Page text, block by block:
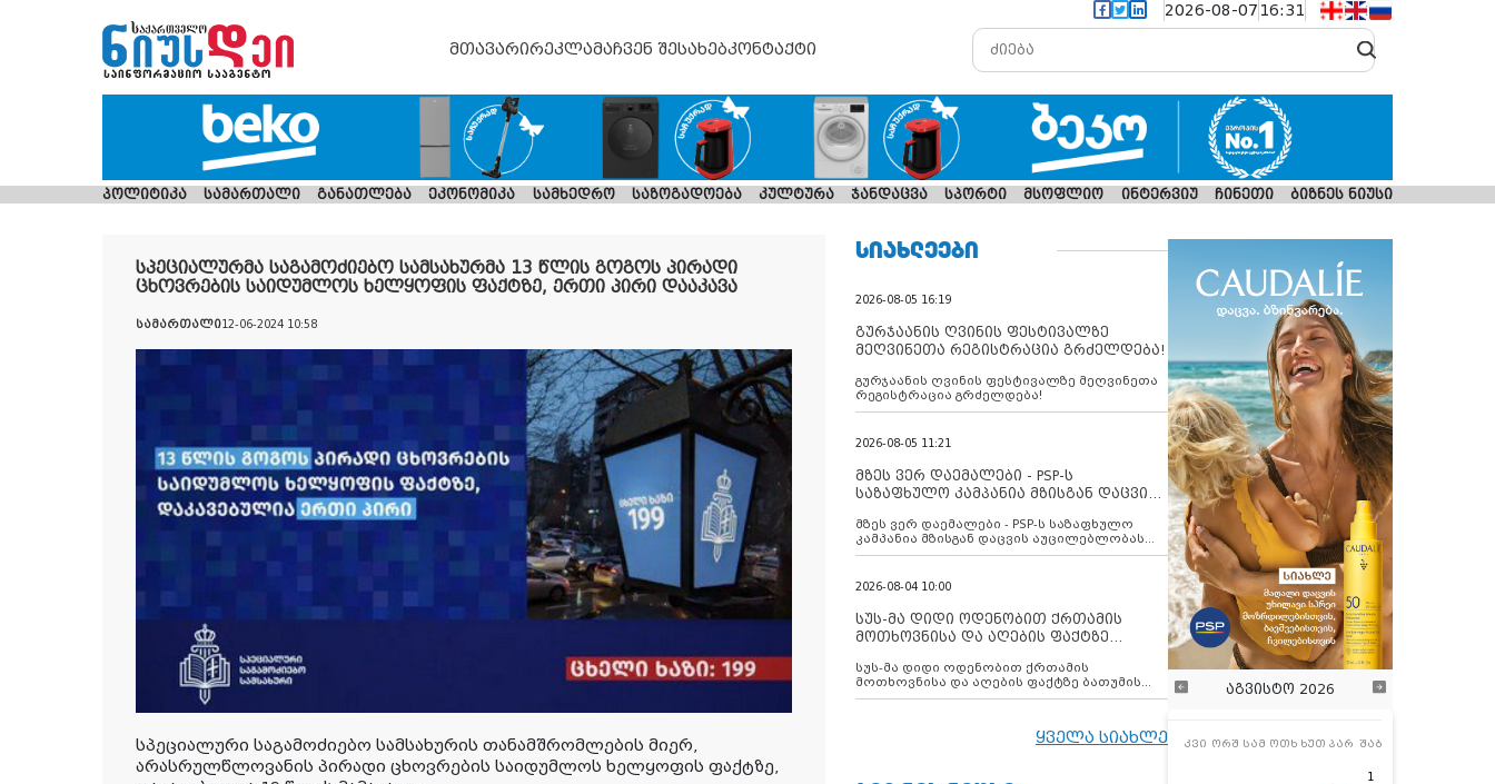
2026-08-07 16:31
მთავარირეკლამაჩვენ შესახებკონტაქტი
პოლიტიკა სამართალი განათლება ეკონომიკა სამხედრო საზოგადოება კულტურა ჯანდაცვა სპორტი მსოფლიო ინტერვიუ ჩინეთი ბიზნეს ნიუსი
სპეციალურმა საგამოძიებო სამსახურმა 13 წლის გოგოს პირადი
ცხოვრების საიდუმლოს ხელყოფის ფაქტზე, ერთი პირი დააკავა
სამართალი12-06-2024 10:58
სპეციალური საგამოძიებო სამსახურის თანამშრომლების მიერ,
არასრულწლოვანის პირადი ცხოვრების საიდუმლოს ხელყოფის ფაქტზე,
ᲡᲘᲐᲮᲚᲔᲔᲑᲘ
2026-08-05 16:19
გურჯაანის ღვინის ფესტივალზე
მეღვინეთა რეგისტრაცია გრძელდება!
გურჯაანის ღვინის ფესტივალზე მეღვინეთა
რეგისტრაცია გრძელდება!
2026-08-05 11:21
მზეს ვერ დაემალები - PSP-ს
საზაფხულო კამპანია მზისგან დაცვის
მზეს ვერ დაემალები - PSP-ს საზაფხულო
კამპანია მზისგან დაცვის აუცილებლობას
გვახსენებს
2026-08-04 10:00
სუს-მა დიდი ოდენობით ქრთამის
მოთხოვნისა და აღების ფაქტზე
დააკავა
სუს-მა დიდი ოდენობით ქრთამის
მოთხოვნისა და აღების ფაქტზე ბათუმის
მერიის თანამშრომელი დააკავა
ყველა სიახლე
აგვისტო 2026
კვი ორშ სამ ოთხ ხუთ პარ შაბ
1